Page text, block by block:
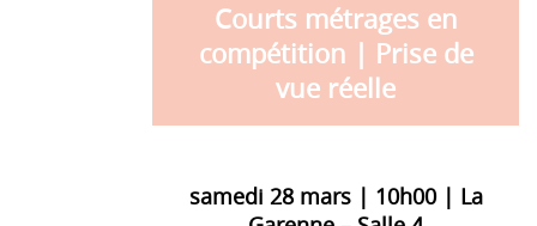
Courts métrages en
compétition | Prise de
vue réelle
samedi 28 mars | 10h00 | La